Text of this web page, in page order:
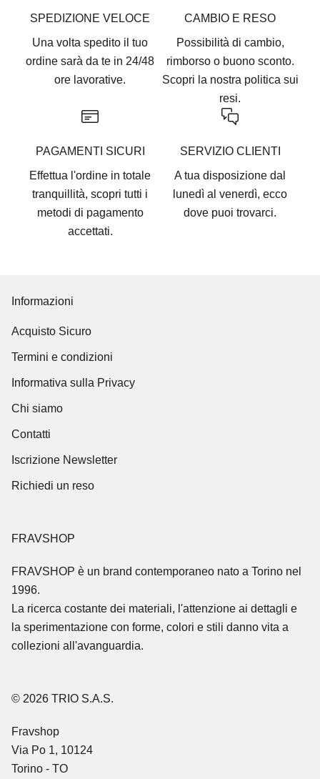
SPEDIZIONE VELOCE
Una volta spedito il tuo
ordine sarà da te in 24/48
ore lavorative.
CAMBIO E RESO
Possibilità di cambio,
rimborso o buono sconto.
Scopri la nostra politica sui
resi.
PAGAMENTI SICURI
Effettua l'ordine in totale
tranquillità, scopri tutti i
metodi di pagamento
accettati.
SERVIZIO CLIENTI
A tua disposizione dal
lunedì al venerdì, ecco
dove puoi trovarci.
Informazioni
Acquisto Sicuro
Termini e condizioni
Informativa sulla Privacy
Chi siamo
Contatti
Iscrizione Newsletter
Richiedi un reso
FRAVSHOP
FRAVSHOP è un brand contemporaneo nato a Torino nel
1996.
La ricerca costante dei materiali, l'attenzione ai dettagli e
la sperimentazione con forme, colori e stili danno vita a
collezioni all'avanguardia.
© 2026 TRIO S.A.S.
Fravshop
Via Po 1, 10124
Torino - TO